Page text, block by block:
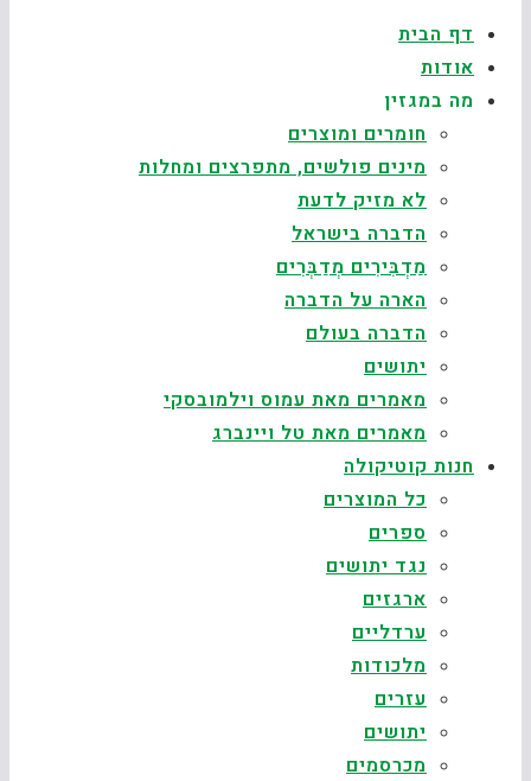
דף הבית
אודות
מה במגזין
חומרים ומוצרים
מינים פולשים, מתפרצים ומחלות
לא מזיק לדעת
הדברה בישראל
מַדְבִּירִים מְדַבְּרִים
הארה על הדברה
הדברה בעולם
יתושים
מאמרים מאת עמוס וילמובסקי
מאמרים מאת טל ויינברג
חנות קוטיקולה
כל המוצרים
ספרים
נגד יתושים
ארגזים
ערדליים
מלכודות
עזרים
יתושים
מכרסמים